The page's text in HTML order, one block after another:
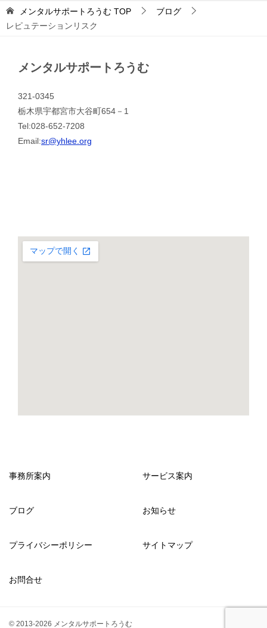
メンタルサポートろうむ TOP
ブログ
レピュテーションリスク
メンタルサポートろうむ
321-0345
栃木県宇都宮市大谷町654－1
Tel:028-652-7208
Email:sr@yhlee.org
事務所案内 サービス案内
ブログ お知らせ
プライバシーポリシー サイトマップ
お問合せ
© 2013-2026 メンタルサポートろうむ